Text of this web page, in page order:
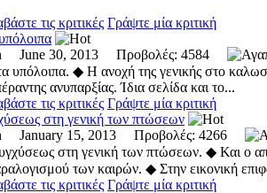
τις κριτικές Γράψτε μία κριτική
June 30, 2013 Προβολές: 4584
υπόλοιπα. ◆ Η ανοχή της γενικής στο
ανυπαρξίας. Ίδια σελίδα και το...
τις κριτικές Γράψτε μία κριτική
στη γενική των πτώσεων
January 15, 2013 Προβολές: 4266
στη γενική των πτώσεων. ◆ Και ο
των καιρών. ◆ Στην εικονική
τις κριτικές Γράψτε μία κριτική